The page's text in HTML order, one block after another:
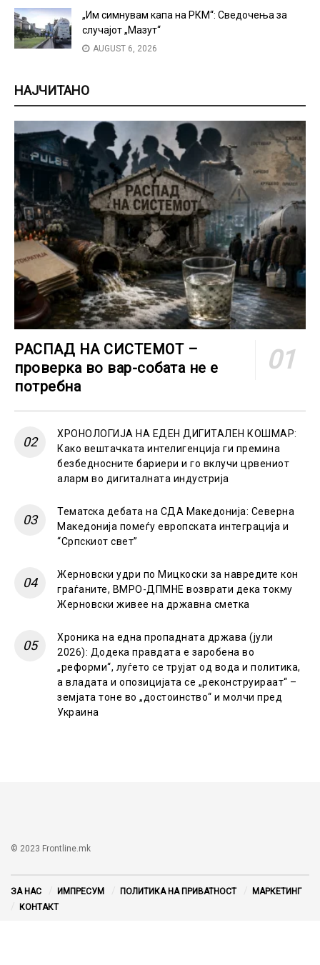
„Им симнувам капа на РКМ“: Сведочења за
случајот „Мазут“
AUGUST 6, 2026
НАЈЧИТАНО
РАСПАД НА СИСТЕМОТ –
проверка во вар-собата не е
потребна
ХРОНОЛОГИЈА НА ЕДЕН ДИГИТАЛЕН КОШМАР:
Како вештачката интелигенција ги премина
безбедносните бариери и го вклучи црвениот
аларм во дигиталната индустрија
Тематска дебата на СДА Македонија: Северна
Македонија помеѓу европската интеграција и
“Српскиот свет”
Жерновски удри по Мицкоски за навредите кон
граѓаните, ВМРО-ДПМНЕ возврати дека токму
Жерновски живее на државна сметка
Хроника на една пропадната држава (јули
2026): Додека правдата е заробена во
„реформи“, луѓето се трујат од вода и политика,
а владата и опозицијата се „реконструираат“ –
земјата тоне во „достоинство“ и молчи пред
Украина
© 2023 Frontline.mk
ЗА НАС ИМПРЕСУМ ПОЛИТИКА НА ПРИВАТНОСТ
МАРКЕТИНГ
КОНТАКТ